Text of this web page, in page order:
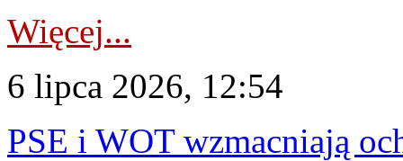
Więcej...
6 lipca 2026, 12:54
PSE i WOT wzmacniają